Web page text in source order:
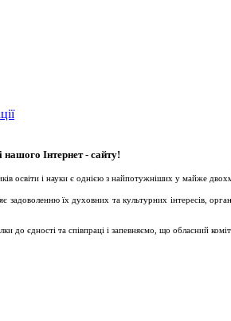
нашого Інтернет - сайту!
освіти і науки є однією з найпотужніших у майже
їх духовних та культурних інтересів,
єдності та співпраці і запевняємо, що обласний